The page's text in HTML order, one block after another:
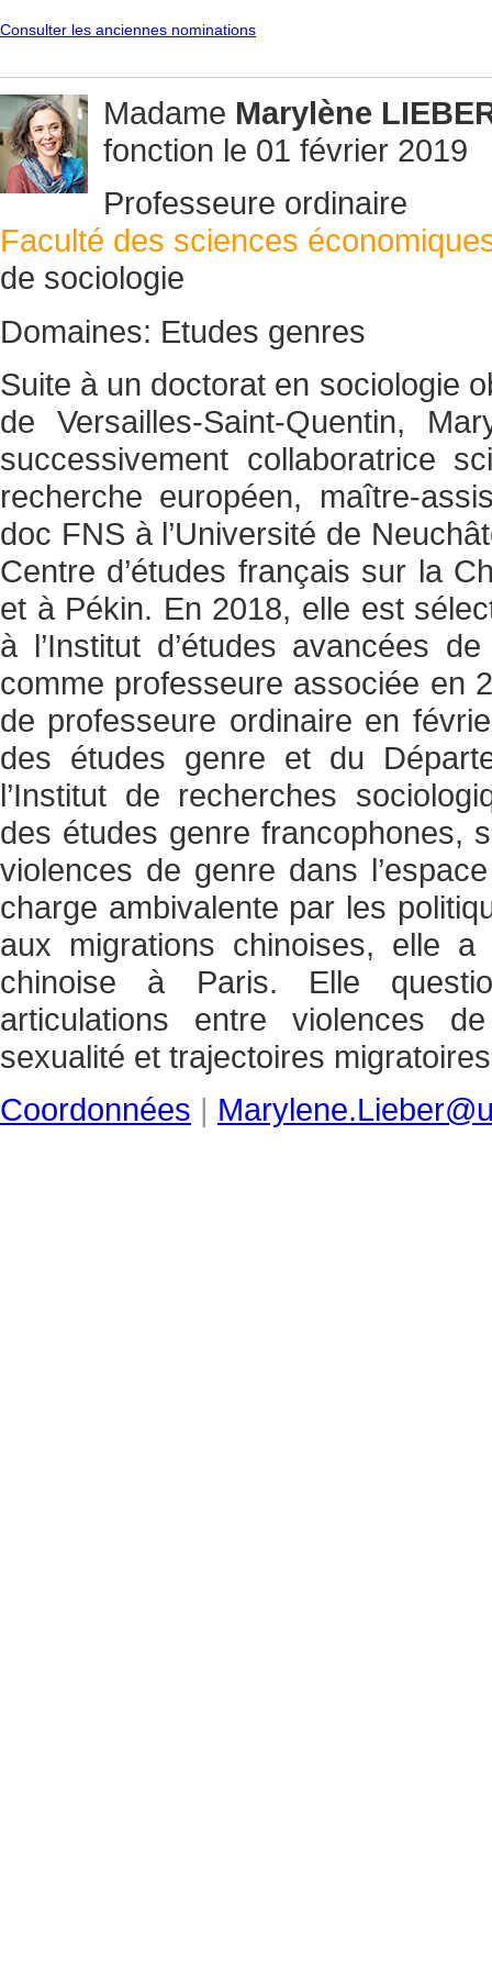
Consulter les anciennes nominations
Madame Marylène
fonction le 01 février 2019
Professeure ordinaire
Faculté des sciences
de sociologie
Domaines: Etudes genres
Suite à un doctorat en sociologie
de Versailles-Saint-Quentin,
successivement collaboratrice
recherche européen, maître-
doc FNS à l’Université de
Centre d’études français sur la
et à Pékin. En 2018, elle est
à l’Institut d’études avancées
comme professeure associée en
de professeure ordinaire en
des études genre et du
l’Institut de recherches
des études genre francophones,
violences de genre dans
charge ambivalente par les
aux migrations chinoises, elle
chinoise à Paris. Elle
articulations entre violences
sexualité et trajectoires
Coordonnées